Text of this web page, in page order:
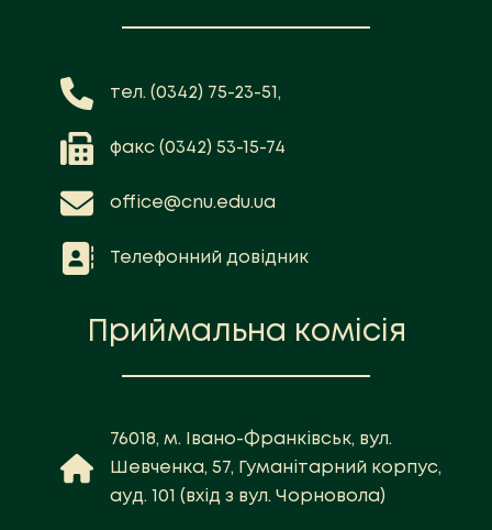
тел. (0342) 75-23-51,
факс (0342) 53-15-74
office@cnu.edu.ua
Телефонний довідник
Приймальна комісія
76018, м. Івано-Франківськ, вул.
Шевченка, 57, Гуманітарний корпус,
ауд. 101 (вхід з вул. Чорновола)